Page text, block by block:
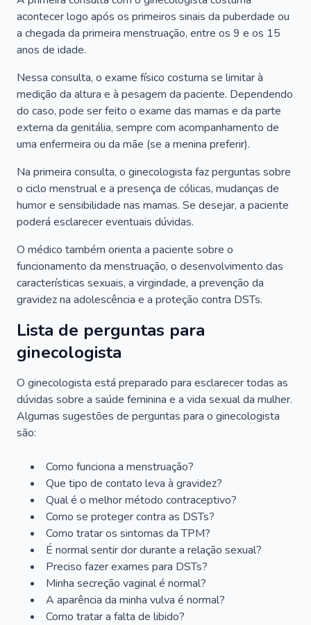
acontecer logo após os primeiros sinais da puberdade ou
a chegada da primeira menstruação, entre os 9 e os 15
anos de idade.
Nessa consulta, o exame físico costuma se limitar à
medição da altura e à pesagem da paciente. Dependendo
do caso, pode ser feito o exame das mamas e da parte
externa da genitália, sempre com acompanhamento de
uma enfermeira ou da mãe (se a menina preferir).
Na primeira consulta, o ginecologista faz perguntas sobre
o ciclo menstrual e a presença de cólicas, mudanças de
humor e sensibilidade nas mamas. Se desejar, a paciente
poderá esclarecer eventuais dúvidas.
O médico também orienta a paciente sobre o
funcionamento da menstruação, o desenvolvimento das
características sexuais, a virgindade, a prevenção da
gravidez na adolescência e a proteção contra DSTs.
Lista de perguntas para
ginecologista
O ginecologista está preparado para esclarecer todas as
dúvidas sobre a saúde feminina e a vida sexual da mulher.
Algumas sugestões de perguntas para o ginecologista
são:
Como funciona a menstruação?
Que tipo de contato leva à gravidez?
Qual é o melhor método contraceptivo?
Como se proteger contra as DSTs?
Como tratar os sintomas da TPM?
É normal sentir dor durante a relação sexual?
Preciso fazer exames para DSTs?
Minha secreção vaginal é normal?
A aparência da minha vulva é normal?
Como tratar a falta de libido?